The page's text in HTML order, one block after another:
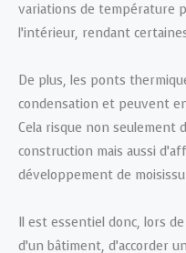
variations de température
l’intérieur, rendant
De plus, les ponts
condensation et peuvent
Cela risque non seulement
construction mais aussi
développement de
Il est essentiel donc, lors
d’un bâtiment, d’accorder